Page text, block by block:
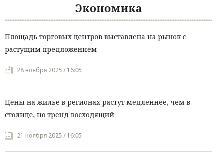
Экономика
Площадь торговых центров выставлена на рынок с
растущим предложением
28 ноября 2025 / 16:05
Цены на жилье в регионах растут медленнее, чем в
столице, но тренд восходящий
21 ноября 2025 / 16:05